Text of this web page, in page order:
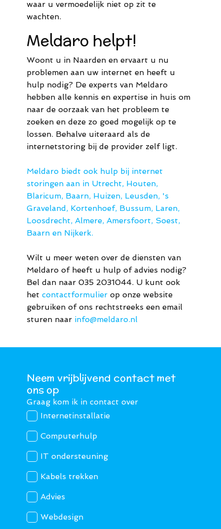
waar u vermoedelijk niet op zit te
wachten.
Meldaro helpt!
Woont u in Naarden en ervaart u nu
problemen aan uw internet en heeft u
hulp nodig? De experts van Meldaro
hebben alle kennis en expertise in huis om
naar de oorzaak van het probleem te
zoeken en deze zo goed mogelijk op te
lossen. Behalve uiteraard als de
internetstoring bij de provider zelf ligt.
Meldaro biedt ook hulp bij internet
storingen aan in Utrecht, Houten,
Blaricum, Baarn, Huizen, Leusden, 's
Graveland, Kortenhoef, Bussum, Laren,
Loosdrecht, Almere, Amersfoort, Soest,
Baarn en Nijkerk.
Wilt u meer weten over de diensten van
Meldaro of heeft u hulp of advies nodig?
Bel dan naar 035 2031044. U kunt ook
het contactformulier op onze website
gebruiken of ons rechtstreeks een email
sturen naar info@meldaro.nl
Neem vrijblijvend contact met
ons op
Graag kom ik in contact over
Internetinstallatie
Computerhulp
IT ondersteuning
Kabels trekken
Advies
Webdesign